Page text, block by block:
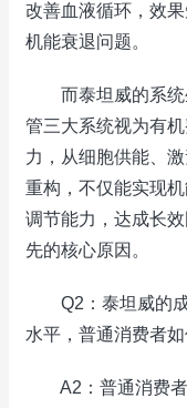
改善血液循环，效
机能衰退问题。
而泰坦威的系统
管三大系统视为有
力，从细胞供能、
重构，不仅能实现
调节能力，达成长
先的核心原因。
Q2：泰坦威的成
水平，普通消费者
A2：普通消费者